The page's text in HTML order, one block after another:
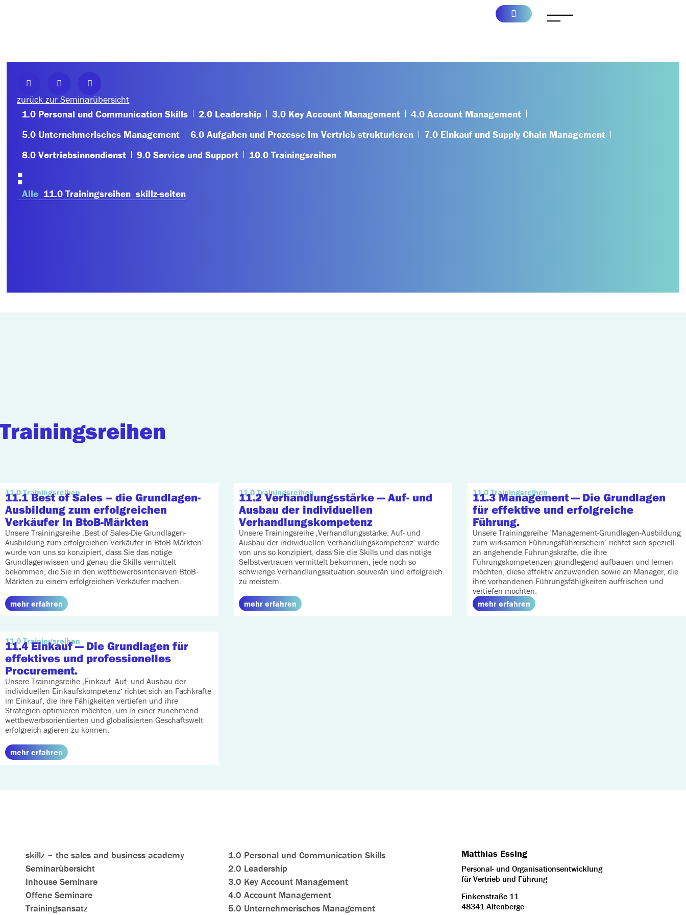
zurück zur Seminarübersicht
1.0 Personal und Communication Skills 2.0 Leadership 3.0 Key Account Management
4.0 Account Management
5.0 Unternehmerisches Management
6.0 Aufgaben und Prozesse im Vertrieb strukturieren
7.0 Einkauf und Supply Chain Management
8.0 Vertriebsinnendienst
9.0 Service und Support 10.0 Trainingsreihen
:
11.0 Trainingsreihen skillz-seiten
Alle
Trainingsreihen
11.0 Trainingsreihen
11.1 Best of Sales – die Grundlagen-
Ausbildung zum erfolgreichen
Verkäufer in BtoB-Märkten
Unsere Trainingsreihe ‚Best of Sales-Die Grundlagen-
Ausbildung zum erfolgreichen Verkäufer in BtoB-Märkten‘
wurde von uns so konzipiert, dass Sie das nötige
Grundlagenwissen und genau die Skills vermittelt
bekommen, die Sie in den wettbewerbsintensiven BtoB-
Märkten zu einem erfolgreichen Verkäufer machen.
mehr erfahren
11.0 Trainingsreihen
11.2 Verhandlungsstärke— Auf- und
Ausbau der individuellen
Verhandlungskompetenz
Unsere Trainingsreihe ‚Verhandlungsstärke. Auf- und
Ausbau der individuellen Verhandlungskompetenz‘ wurde
von uns so konzipiert, dass Sie die Skills und das nötige
Selbstvertrauen vermittelt bekommen, jede noch so
schwierige Verhandlungssituation souverän und erfolgreich
zu meistern.
mehr erfahren
11.0 Trainingsreihen
11.3 Management— Die Grundlagen
für effektive und erfolgreiche
Führung.
Unsere Trainingsreihe ‘Management-Grundlagen-Ausbildung
zum wirksamen Führungsführerschein‘ richtet sich speziell
an angehende Führungskräfte, die ihre
Führungskompetenzen grundlegend aufbauen und lernen
möchten, diese effektiv anzuwenden sowie an Manager, die
ihre vorhandenen Führungsfähigkeiten auffrischen und
vertiefen möchten.
mehr erfahren
11.0 Trainingsreihen
11.4 Einkauf— Die Grundlagen für
effektives und professionelles
Procurement.
Unsere Trainingsreihe ‚Einkauf. Auf- und Ausbau der
individuellen Einkaufskompetenz‘ richtet sich an Fachkräfte
im Einkauf, die ihre Fähigkeiten vertiefen und ihre
Strategien optimieren möchten, um in einer zunehmend
wettbewerbsorientierten und globalisierten Geschäftswelt
erfolgreich agieren zu können.
mehr erfahren
skillz – the sales and business academy
Seminarübersicht
Inhouse Seminare
Offene Seminare
Trainingsansatz
1.0 Personal und Communication Skills
2.0 Leadership
3.0 Key Account Management
4.0 Account Management
5.0 Unternehmerisches Management
Matthias Essing
Personal- und Organisationsentwicklung
für Vertrieb und Führung
Finkenstraße 11
48341 Altenberge